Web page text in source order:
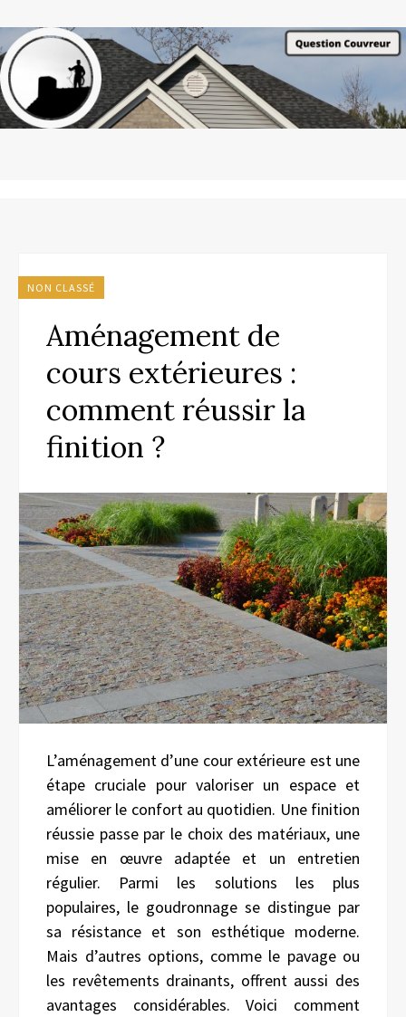
NON CLASSÉ
Aménagement de
cours extérieures :
comment réussir la
finition ?
L’aménagement d’une cour extérieure est une
étape cruciale pour valoriser un espace et
améliorer le confort au quotidien. Une finition
réussie passe par le choix des matériaux, une
mise en œuvre adaptée et un entretien
régulier. Parmi les solutions les plus
populaires, le goudronnage se distingue par
sa résistance et son esthétique moderne.
Mais d’autres options, comme le pavage ou
les revêtements drainants, offrent aussi des
avantages considérables. Voici comment